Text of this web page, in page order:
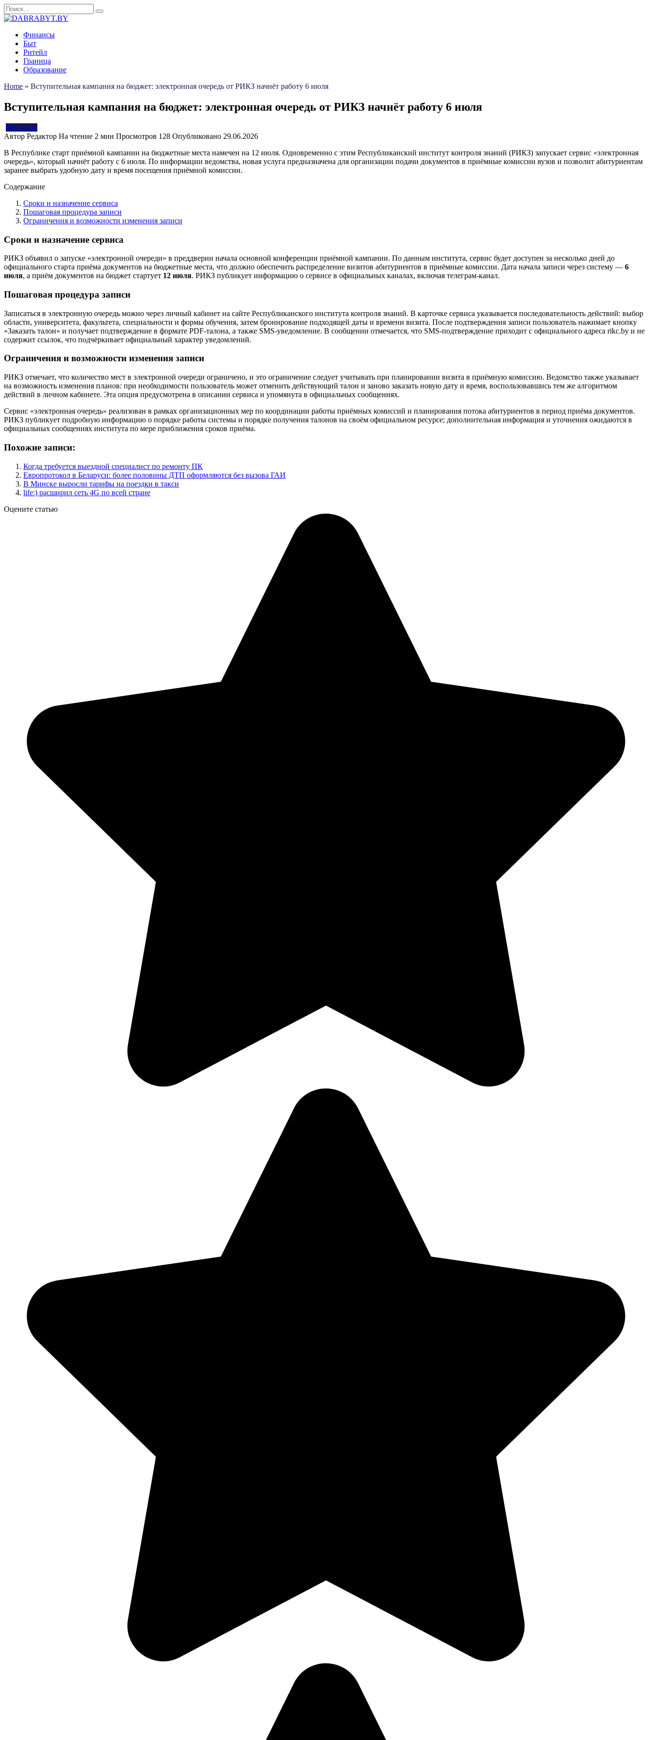
Перейти
к
Search
for:
Финансы
Быт
Ритейл
Граница
Образование
Home » Вступительная кампания на бюджет: электронная очередь от РИКЗ начнёт работу 6 июля
Вступительная кампания на бюджет: электронная очередь от РИКЗ начнёт работу 6 июля
Финансы
Автор Редактор На чтение 2 мин Просмотров 128 Опубликовано 29.06.2026
В Республике старт приёмной кампании на бюджетные места намечен на 12 июля. Одновременно с этим Республиканский институт контроля знаний (РИКЗ) запускает сервис «электронная
очередь», который начнёт работу с 6 июля. По информации ведомства, новая услуга предназначена для организации подачи документов в приёмные комиссии вузов и позволит абитуриентам
заранее выбрать удобную дату и время посещения приёмной комиссии.
Содержание
Сроки и назначение сервиса
Пошаговая процедура записи
Ограничения и возможности изменения записи
Сроки и назначение сервиса
РИКЗ объявил о запуске «электронной очереди» в преддверии начала основной конференции приёмной кампании. По данным института, сервис будет доступен за несколько дней до
официального старта приёма документов на бюджетные места, что должно обеспечить распределение визитов абитуриентов в приёмные комиссии. Дата начала записи через систему — 6
июля, а приём документов на бюджет стартует 12 июля. РИКЗ публикует информацию о сервисе в официальных каналах, включая телеграм-канал.
Пошаговая процедура записи
Записаться в электронную очередь можно через личный кабинет на сайте Республиканского института контроля знаний. В карточке сервиса указывается последовательность действий: выбор
области, университета, факультета, специальности и формы обучения, затем бронирование подходящей даты и времени визита. После подтверждения записи пользователь нажимает кнопку
«Заказать талон» и получает подтверждение в формате PDF-талона, а также SMS-уведомление. В сообщении отмечается, что SMS-подтверждение приходит с официального адреса rikc.by и не
содержит ссылок, что подчёркивает официальный характер уведомлений.
Ограничения и возможности изменения записи
РИКЗ отмечает, что количество мест в электронной очереди ограничено, и это ограничение следует учитывать при планировании визита в приёмную комиссию. Ведомство также указывает
на возможность изменения планов: при необходимости пользователь может отменить действующий талон и заново заказать новую дату и время, воспользовавшись тем же алгоритмом
действий в личном кабинете. Эта опция предусмотрена в описании сервиса и упомянута в официальных сообщениях.
Сервис «электронная очередь» реализован в рамках организационных мер по координации работы приёмных комиссий и планирования потока абитуриентов в период приёма документов.
РИКЗ публикует подробную информацию о порядке работы системы и порядке получения талонов на своём официальном ресурсе; дополнительная информация и уточнения ожидаются в
официальных сообщениях института по мере приближения сроков приёма.
Похожие записи:
Когда требуется выездной специалист по ремонту ПК
Европротокол в Беларуси: более половины ДТП оформляются без вызова ГАИ
В Минске выросли тарифы на поездки в такси
life:) расширил сеть 4G по всей стране
Оцените статью